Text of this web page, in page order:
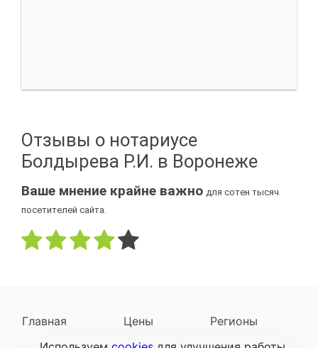
Отзывы о нотариусе
Болдырева Р.И. в Воронеже
Ваше мнение крайне важно для сотен тысяч
посетителей сайта.
Главная Цены
Регионы